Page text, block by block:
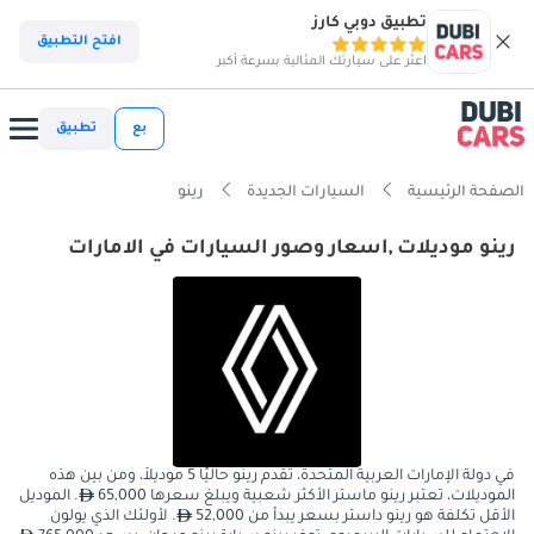
تطبيق دوبي كارز
اعثر على سيارتك المثالية بسرعة أكبر
افتح التطبيق
بع تطبيق
الصفحة الرئيسية السيارات الجديدة رينو
رينو موديلات ,اسعار وصور السيارات في الامارات
في دولة الإمارات العربية المتحدة، تقدم رينو حاليًا 5 موديلاً، ومن بين هذه
الموديلات، تعتبر رينو ماستر الأكثر شعبية ويبلغ سعرها 65,000
. الموديل
الأقل تكلفة هو رينو داستر بسعر يبدأ من 52,000
. لأولئك الذي يولون